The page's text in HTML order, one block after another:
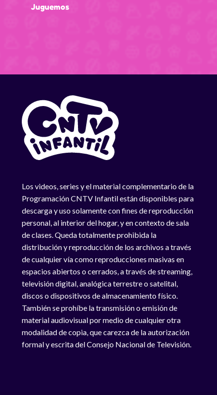
Juguemos
Los videos, series y el material complementario de la
Programación CNTV Infantil están disponibles para
descarga y uso solamente con fines de reproducción
personal, al interior del hogar, y en contexto de sala
de clases. Queda totalmente prohibida la
distribución y reproducción de los archivos a través
de cualquier vía como reproducciones masivas en
espacios abiertos o cerrados, a través de streaming,
televisión digital, analógica terrestre o satelital,
discos o dispositivos de almacenamiento físico.
También se prohíbe la transmisión o emisión de
material audiovisual por medio de cualquier otra
modalidad de copia, que carezca de la autorización
formal y escrita del Consejo Nacional de Televisión.